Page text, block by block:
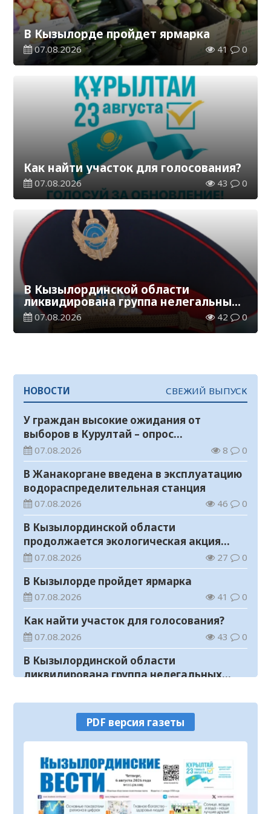
В Кызылорде пройдет ярмарка
07.08.2026 41 0
Как найти участок для голосования?
07.08.2026 43 0
В Кызылординской области
ликвидирована группа нелегальных
добытчиков золота
07.08.2026 42 0
НОВОСТИ СВЕЖИЙ ВЫПУСК
У граждан высокие ожидания от
выборов в Курултай – опрос
общественного мнения
07.08.2026 8 0
В Жанакоргане введена в эксплуатацию
водораспределительная станция
07.08.2026 46 0
В Кызылординской области
продолжается экологическая акция
«Таза Қазақстан»
07.08.2026 27 0
В Кызылорде пройдет ярмарка
07.08.2026 41 0
Как найти участок для голосования?
07.08.2026 43 0
В Кызылординской области
ликвидирована группа нелегальных
Аким области ознакомился с работой
племенного хозяйства в
Жанакорганском районе
07.08.2026 80 0
В Кызылординской области пройдут
мероприятия, посвященные
Международному дню молодежи
07.08.2026 34
PDF версия газеты